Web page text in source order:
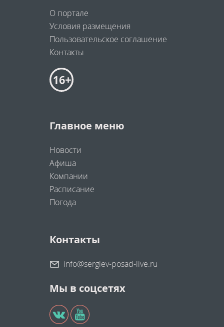
О портале
Условия размещения
Пользовательское соглашение
Контакты
Главное меню
Новости
Афиша
Компании
Расписание
Погода
Контакты
info@sergiev-posad-live.ru
Мы в соцсетях